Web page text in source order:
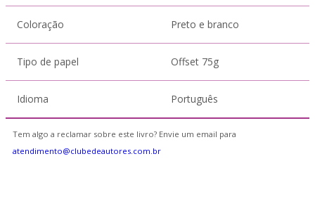
Coloração Preto e branco
Tipo de papel Offset 75g
Idioma Português
Tem algo a reclamar sobre este livro? Envie um email para
atendimento@clubedeautores.com.br